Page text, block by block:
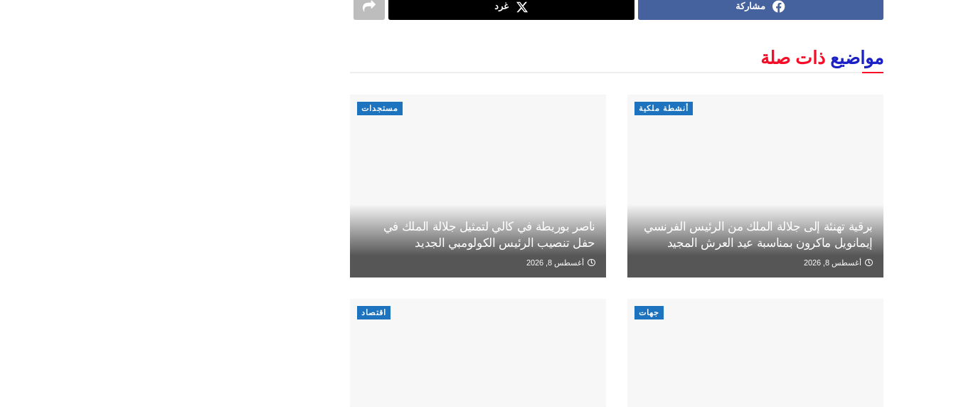
مشاركة غرد
مواضيع ذات صلة
أنشطة ملكية
برقية تهنئة إلى جلالة الملك من الرئيس الفرنسي
إيمانويل ماكرون بمناسبة عيد العرش المجيد
أغسطس 8, 2026
مستجدات
ناصر بوريطة في كالي لتمثيل جلالة الملك في
حفل تنصيب الرئيس الكولومبي الجديد
أغسطس 8, 2026
جهات اقتصاد